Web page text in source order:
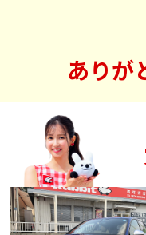
ありが